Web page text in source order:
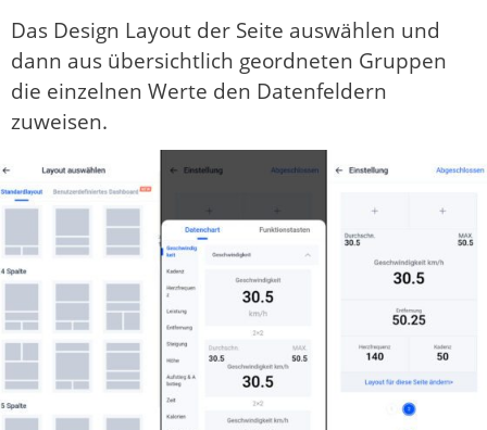
Das Design Layout der Seite auswählen und
dann aus übersichtlich geordneten Gruppen
die einzelnen Werte den Datenfeldern
zuweisen.